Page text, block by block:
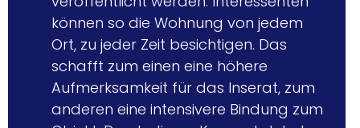
können so die Wohnung von jedem
Ort, zu jeder Zeit besichtigen. Das
schafft zum einen eine höhere
Aufmerksamkeit für das Inserat, zum
anderen eine intensivere Bindung zum